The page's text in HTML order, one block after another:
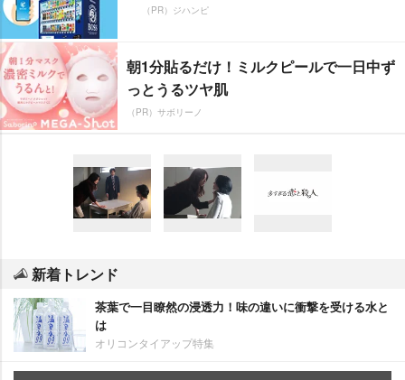
（PR）ジハンピ
朝1分貼るだけ！ミルクピールで一日中ず
っとうるツヤ肌
（PR）サボリーノ
新着トレンド
茶葉で一目瞭然の浸透力！味の違いに衝撃を受ける水と
は
オリコンタイアップ特集